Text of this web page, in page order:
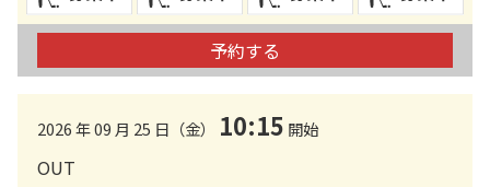
予約する
2026 年 09 月 25 日（金） 10:15 開始
OUT